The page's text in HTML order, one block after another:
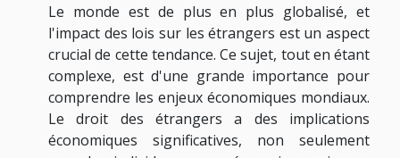
Le monde est de plus en plus globalisé, et
l'impact des lois sur les étrangers est un aspect
crucial de cette tendance. Ce sujet, tout en étant
complexe, est d'une grande importance pour
comprendre les enjeux économiques mondiaux.
Le droit des étrangers a des implications
économiques significatives, non seulement